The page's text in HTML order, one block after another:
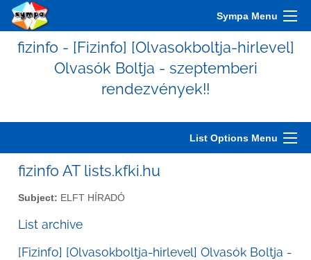
Sympa Menu
fizinfo - [Fizinfo] [Olvasokboltja-hirlevel]
Olvasók Boltja - szeptemberi
rendezvények!!
List Options Menu
fizinfo AT lists.kfki.hu
Subject: ELFT HÍRADÓ
List archive
[Fizinfo] [Olvasokboltja-hirlevel] Olvasók Boltja -